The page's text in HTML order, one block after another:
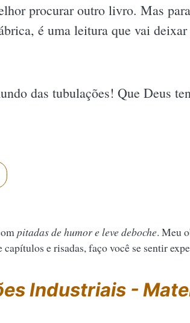
procurar outro livro. Mas
é uma leitura que vai
das tubulações! Que Deus
pitadas de humor e leve deboche. Meu
capítulos e risadas, faço você se sentir
Industriais -